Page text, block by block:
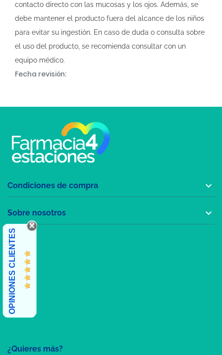
contacto directo con las mucosas y los ojos. Además, se
debe mantener el producto fuera del alcance de los niños
para evitar su ingestión. En caso de duda o consulta sobre
el uso del producto, se recomienda consultar con un
equipo médico.
Fecha revisión:
¿Quieres más?
Condiciones de compra 
Sobre nosotros 
OPINIONES CLIENTES